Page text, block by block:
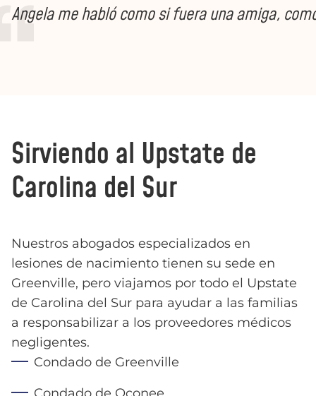
Angela me habló como si fuera una amiga,
Sirviendo al Upstate de
Carolina del Sur
Nuestros abogados especializados en
lesiones de nacimiento tienen su sede en
Greenville, pero viajamos por todo el Upstate
de Carolina del Sur para ayudar a las familias
a responsabilizar a los proveedores médicos
negligentes.
Condado de Greenville